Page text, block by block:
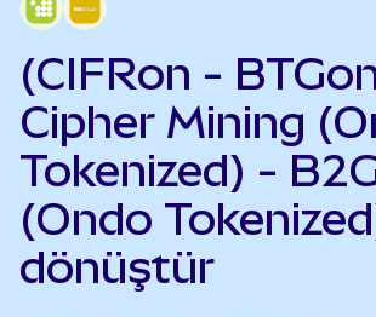
(CIFRon -
Cipher Mining
Tokenized) -
(Ondo
dönüştür